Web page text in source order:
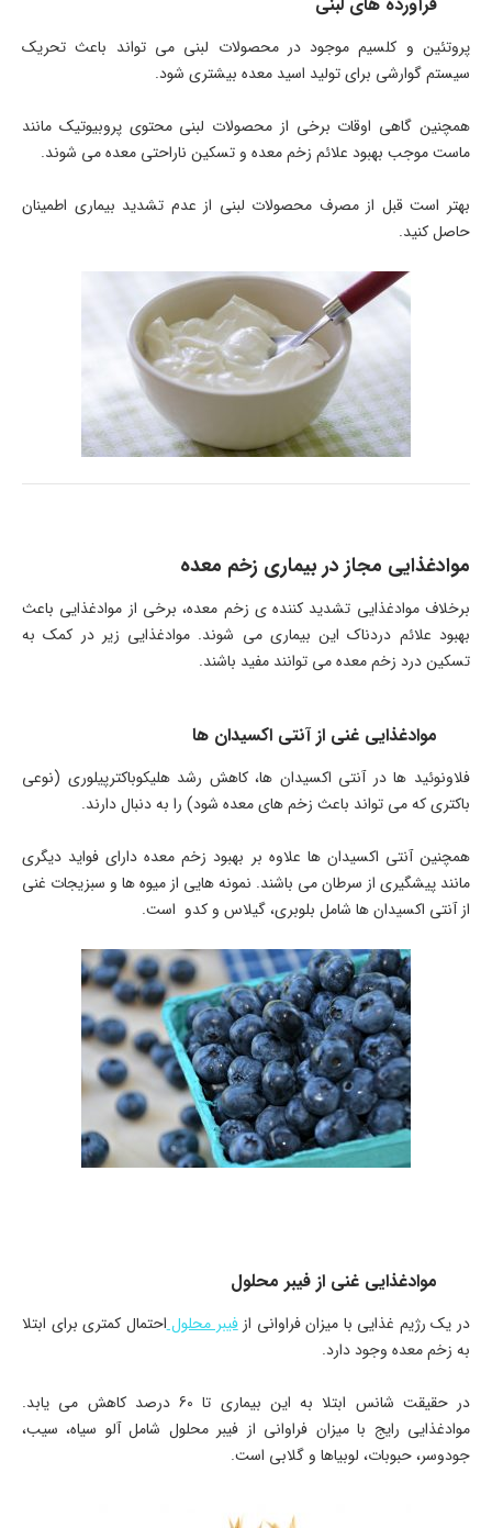
پروتئین و کلسیم موجود در محصولات لبنی می تواند باعث تحریک
سیستم گوارشی برای تولید اسید معده بیشتری شود.
همچنین گاهی اوقات برخی از محصولات لبنی محتوی پروبیوتیک مانند
ماست موجب بهبود علائم زخم معده و تسکین ناراحتی معده می شوند.
بهتر است قبل از مصرف محصولات لبنی از عدم تشدید بیماری اطمینان
حاصل کنید.
موادغذایی مجاز در بیماری زخم معده
برخلاف موادغذایی تشدید کننده ی زخم معده، برخی از موادغذایی باعث
بهبود علائم دردناک این بیماری می شوند. موادغذایی زیر در کمک به
تسکین درد زخم معده می توانند مفید باشند.
موادغذایی غنی از آنتی اکسیدان ها
فلاونوئید ها در آنتی اکسیدان ها، کاهش رشد هلیکوباکترپیلوری (نوعی
باکتری که می تواند باعث زخم های معده شود) را به دنبال دارند.
همچنین آنتی اکسیدان ها علاوه بر بهبود زخم معده دارای فواید دیگری
مانند پیشگیری از سرطان می باشند. نمونه هایی از میوه ها و سبزیجات غنی
از آنتی اکسیدان ها شامل بلوبری، گیلاس و کدو است.
موادغذایی غنی از فیبر محلول
در یک رژیم غذایی با میزان فراوانی ازفیبر محلولاحتمال کمتری برای ابتلا
به زخم معده وجود دارد.
در حقیقت شانس ابتلا به این بیماری تا 60 درصد کاهش می یابد.
موادغذایی رایج با میزان فراوانی از فیبر محلول شامل آلو سیاه، سیب،
جودوسر، حبوبات، لوبیاها و گلابی است.